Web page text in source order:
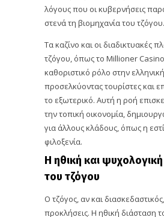
λόγους που οι κυβερνήσεις
στενά τη βιομηχανία του τζόγου.
Τα καζίνο και οι διαδικτυακές
τζόγου, όπως το Millioner
καθοριστικό ρόλο στην
προσελκύοντας τουρίστες και
το εξωτερικό. Αυτή η ροή
την τοπική οικονομία,
για άλλους κλάδους, όπως η
φιλοξενία.
Η ηθική και
του τζόγου
Ο τζόγος, αν και
προκλήσεις. Η ηθική διάσταση